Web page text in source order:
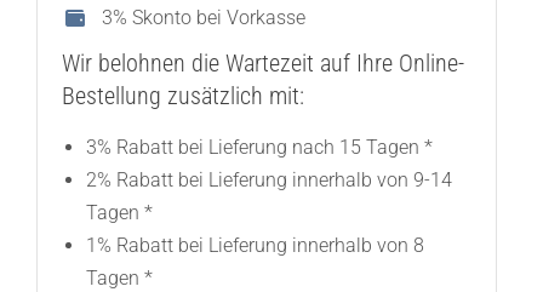
3% Skonto bei Vorkasse
Wir belohnen die Wartezeit auf Ihre Online-
Bestellung zusätzlich mit:
3% Rabatt bei Lieferung nach 15 Tagen *
2% Rabatt bei Lieferung innerhalb von 9-14
Tagen *
1% Rabatt bei Lieferung innerhalb von 8
Tagen *